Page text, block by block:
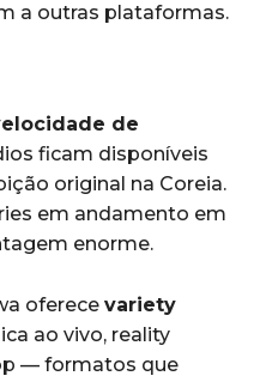
a outras plataformas.
de
ficam disponíveis
original na Coreia.
em andamento em
enorme.
oferece variety
ao vivo, reality
— formatos que